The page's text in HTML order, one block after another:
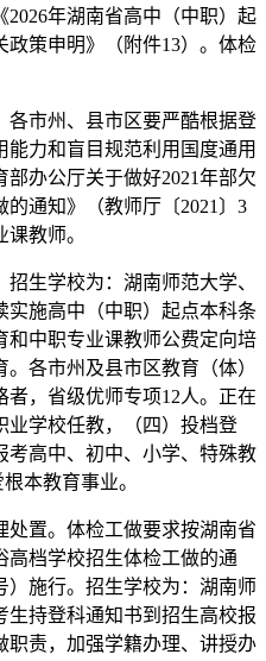
2026年湖南省高中（中职）起
政策申明》（附件13）。体检
市州、县市区要严酷根据登
力和盲目规范利用国度通用
办公厅关于做好2021年部欠
通知》（教师厅〔2021〕3
教师。
生学校为：湖南师范大学、
实施高中（中职）起点本科条
和中职专业课教师公费定向培
各市州及县市区教育（体）
，省级优师专项12人。正在
业学校任教，（四）投档登
考高中、初中、小学、特殊教
本教育事业。
置。体检工做要求按湖南省
高档学校招生体检工做的通
）施行。招生学校为：湖南师
生持登科通知书到招生高校报
职责，加强学籍办理、讲授办